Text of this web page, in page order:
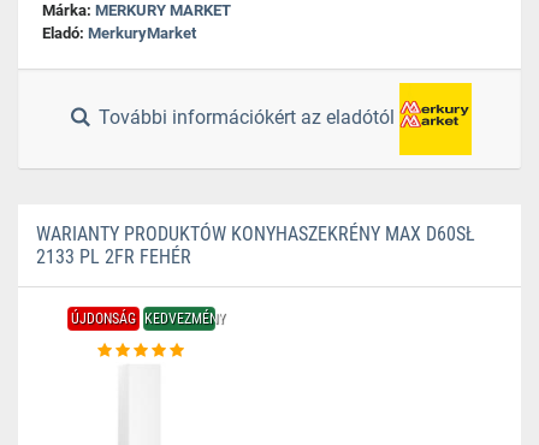
Márka: MERKURY MARKET
Eladó: MerkuryMarket
További információkért az eladótól
WARIANTY PRODUKTÓW KONYHASZEKRÉNY MAX D60SŁ
2133 PL 2FR FEHÉR
ÚJDONSÁG KEDVEZMÉNY